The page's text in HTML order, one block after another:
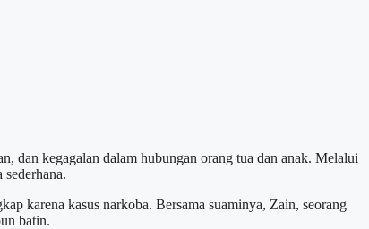
dan kegagalan dalam hubungan orang tua dan anak. Melalui
karena kasus narkoba. Bersama suaminya, Zain, seorang
batin.